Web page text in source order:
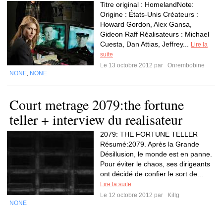
Titre original : HomelandNote:
Origine : États-Unis Créateurs :
Howard Gordon, Alex Gansa,
Gideon Raff Réalisateurs : Michael
Cuesta, Dan Attias, Jeffrey...
Lire la
suite
Le 13 octobre 2012 par
Onrembobine
NONE NONE
Court metrage 2079:the fortune
teller + interview du realisateur
2079: THE FORTUNE TELLER
Résumé:2079. Après la Grande
Désillusion, le monde est en panne.
Pour éviter le chaos, ses dirigeants
ont décidé de confier le sort de...
Lire la suite
Le 12 octobre 2012 par
Killg
NONE